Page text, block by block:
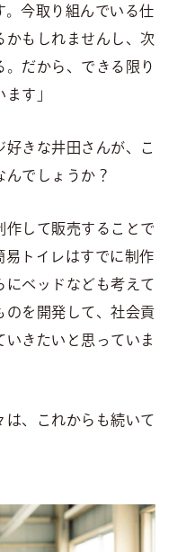
。今取り組んでいる仕
かもしれませんし、次
。だから、できる限り
す」
きな井田さんが、こ
んでしょうか？
作して販売することで
易トイレはすでに制作
にベッドなども考えて
のを開発して、社会貢
きたいと思っていま
は、これからも続いて